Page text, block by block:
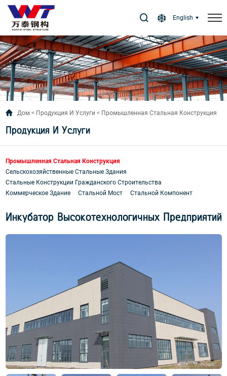
English
Дом Продукция И Услуги Промышленная Стальная Конструкция
Продукция И Услуги
Промышленная Стальная Конструкция
Сельскохозяйственные Стальные Здания
Стальные Конструкции Гражданского Строительства
Коммерческое Здание
Стальной Мост Стальной Компонент
Инкубатор Высокотехнологичных Предприятий